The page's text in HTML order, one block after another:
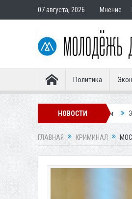
07 августа, 2026 Мнение
Политика
НОВОСТИ
покупателям Экс-сотрудница
ГЛАВНАЯ КРИМИНАЛ